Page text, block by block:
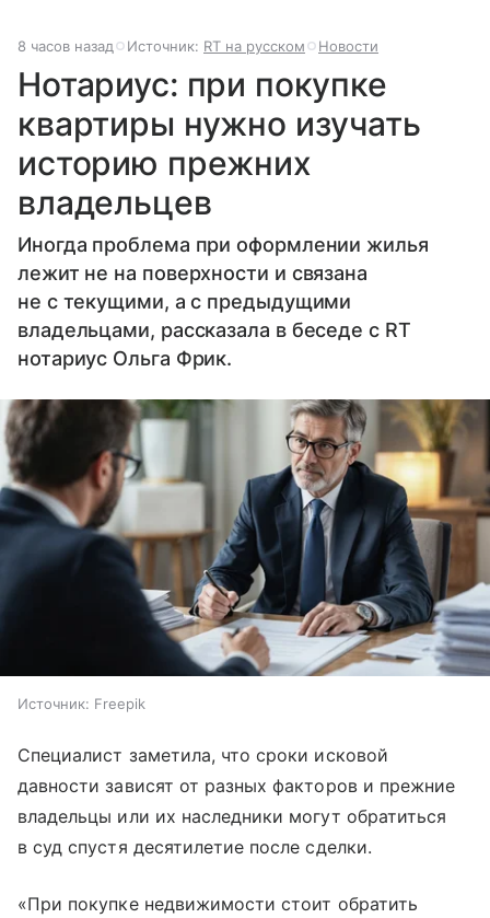
8 часов назад Источник: RT на русском Новости
Нотариус: при покупке
квартиры нужно изучать
историю прежних
владельцев
Иногда проблема при оформлении жилья
лежит не на поверхности и связана
не с текущими, а с предыдущими
владельцами, рассказала в беседе с RT
нотариус Ольга Фрик.
Источник: Freepik
Специалист заметила, что сроки исковой
давности зависят от разных факторов и прежние
владельцы или их наследники могут обратиться
в суд спустя десятилетие после сделки.
«При покупке недвижимости стоит обратить